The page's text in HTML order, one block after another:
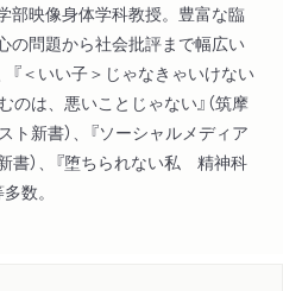
部映像身体学科教授。豊富な臨
の問題から社会批評まで幅広い
＜いい子＞じゃなきゃいけない
のは、悪いことじゃない』（筑摩
ト新書）、『ソーシャルメディア
書）、『堕ちられない私 精神科
数。